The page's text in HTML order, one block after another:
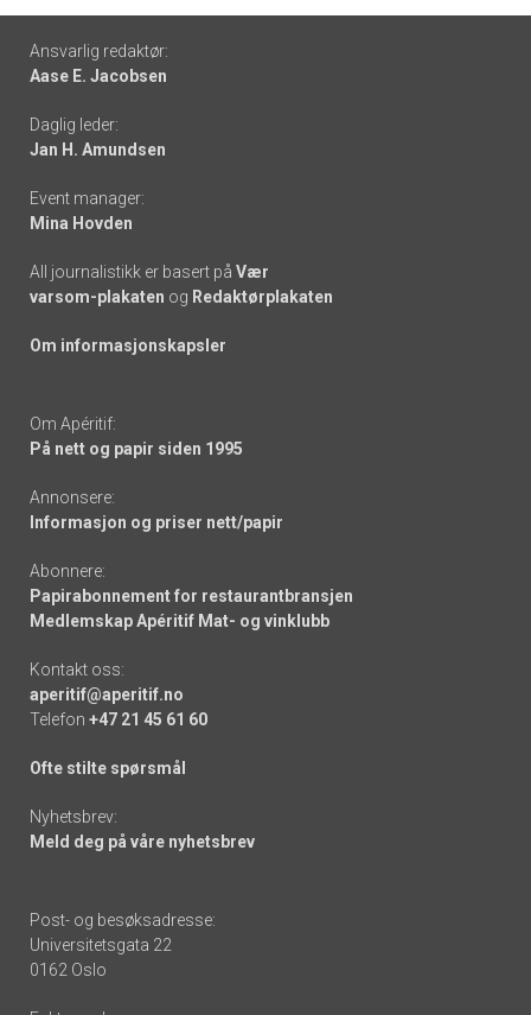
Footer
-
links
Ansvarlig redaktør:
Aase E. Jacobsen
Daglig leder:
Jan H. Amundsen
Event manager:
Mina Hovden
All journalistikk er basert på Vær
varsom-plakaten og Redaktørplakaten
Om informasjonskapsler
Om Apéritif:
På nett og papir siden 1995
Annonsere:
Informasjon og priser nett/papir
Abonnere:
Papirabonnement for restaurantbransjen
Medlemskap Apéritif Mat- og vinklubb
Kontakt oss:
aperitif@aperitif.no
Telefon +47 21 45 61 60
Ofte stilte spørsmål
Nyhetsbrev:
Meld deg på våre nyhetsbrev
Post- og besøksadresse:
Universitetsgata 22
0162 Oslo